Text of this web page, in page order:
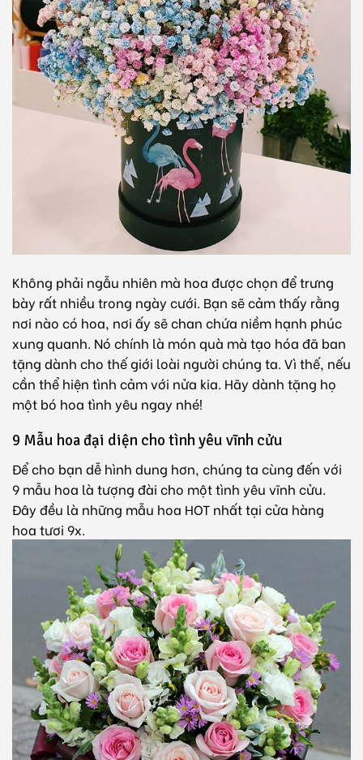
Không phải ngẫu nhiên mà hoa được chọn để trưng
bày rất nhiều trong ngày cưới. Bạn sẽ cảm thấy rằng
nơi nào có hoa, nơi ấy sẽ chan chứa niềm hạnh phúc
xung quanh. Nó chính là món quà mà tạo hóa đã ban
tặng dành cho thế giới loài người chúng ta. Vì thế, nếu
cần thể hiện tình cảm với nửa kia. Hãy dành tặng họ
một bó hoa tình yêu ngay nhé!
9 Mẫu hoa đại diện cho tình yêu vĩnh cửu
Để cho bạn dễ hình dung hơn, chúng ta cùng đến với
9 mẫu hoa là tượng đài cho một tình yêu vĩnh cửu.
Đây đều là những mẫu hoa HOT nhất tại cửa hàng
hoa tươi 9x.